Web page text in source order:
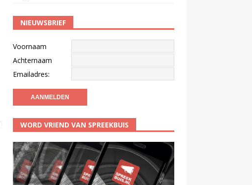
NIEUWSBRIEF
Voornaam
Achternaam
Emailadres:
WORD VRIEND VAN SPREEKBUIS